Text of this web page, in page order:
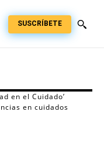
SUSCRÍBETE
en el Cuidado’
en cuidados